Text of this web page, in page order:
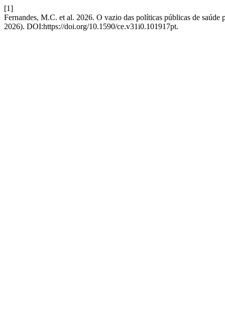
[1]
Fernandes, M.C. et al. 2026. O vazio das políticas públicas de saúde
2026). DOI:https://doi.org/10.1590/ce.v31i0.101917pt.